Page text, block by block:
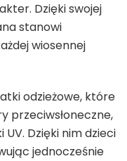
Dzięki swojej
stanowi
wiosennej
odzieżowe, które
przeciwsłoneczne,
Dzięki nim dzieci
jednocześnie